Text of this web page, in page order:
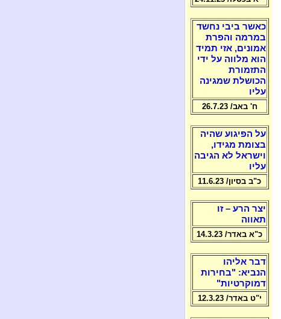
כאשר ביבי נחשד
במרמה והפרת
אמונים, אזי תמיד
הוא מלווה על ידי
התזמורת
הכושלת שמגינה
עליו
ח' באב/ 26.7.23
על הפיגוע שהיה
בצומת מגידו,
וישראל לא הגיבה
עליו
כ"ב בסיון/ 11.6.23
יצר הרע – זו
תאווה
כ"א באדר/ 14.3.23
דבר אליהו
הנביא: "בחירות
דמוקרטיות"
י"ט באדר/ 12.3.23